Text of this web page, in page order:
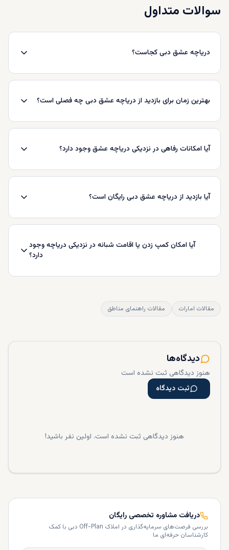
سوالات متداول
دریاچه عشق دبی کجاست؟
بهترین زمان برای بازدید از دریاچه عشق دبی چه فصلی است؟
آیا امکانات رفاهی در نزدیکی دریاچه عشق وجود دارد؟
آیا بازدید از دریاچه عشق دبی رایگان است؟
آیا امکان کمپ زدن یا اقامت شبانه در نزدیکی دریاچه وجود
دارد؟
مقالات امارات مقالات راهنمای مناطق
دیدگاه‌ها
هنوز دیدگاهی ثبت نشده است
ثبت دیدگاه
هنوز دیدگاهی ثبت نشده است. اولین نفر باشید!
دریافت مشاوره تخصصی رایگان
بررسی فرصت‌های سرمایه‌گذاری در املاک Off-Plan دبی با کمک
کارشناسان حرفه‌ای ما